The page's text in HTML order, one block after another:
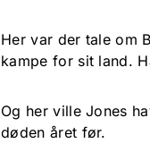
Her var der tale om
kampe for sit land.
Og her ville Jones
døden året før.